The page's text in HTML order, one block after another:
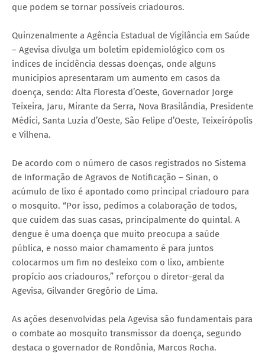
que podem se tornar possíveis criadouros.
Quinzenalmente a Agência Estadual de Vigilância em Saúde
– Agevisa divulga um boletim epidemiológico com os
índices de incidência dessas doenças, onde alguns
municípios apresentaram um aumento em casos da
doença, sendo: Alta Floresta d’Oeste, Governador Jorge
Teixeira, Jaru, Mirante da Serra, Nova Brasilândia, Presidente
Médici, Santa Luzia d’Oeste, São Felipe d’Oeste, Teixeirópolis
e Vilhena.
De acordo com o número de casos registrados no Sistema
de Informação de Agravos de Notificação – Sinan, o
acúmulo de lixo é apontado como principal criadouro para
o mosquito. “Por isso, pedimos a colaboração de todos,
que cuidem das suas casas, principalmente do quintal. A
dengue é uma doença que muito preocupa a saúde
pública, e nosso maior chamamento é para juntos
colocarmos um fim no desleixo com o lixo, ambiente
propício aos criadouros,” reforçou o diretor-geral da
Agevisa, Gilvander Gregório de Lima.
As ações desenvolvidas pela Agevisa são fundamentais para
o combate ao mosquito transmissor da doença, segundo
destaca o governador de Rondônia, Marcos Rocha.